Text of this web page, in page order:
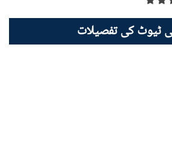
ٹیوٹ کی تفصیلات